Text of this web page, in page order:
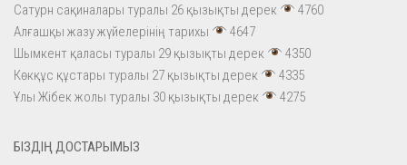
Сатурн сақиналары туралы 26 қызықты дерек
4760
Алғашқы жазу жүйелерінің тарихы
4647
Шымкент қаласы туралы 29 қызықты дерек
4350
Көкқұс құстары туралы 27 қызықты дерек
4335
Ұлы Жібек жолы туралы 30 қызықты дерек
4275
БІЗДІҢ ДОСТАРЫМЫЗ